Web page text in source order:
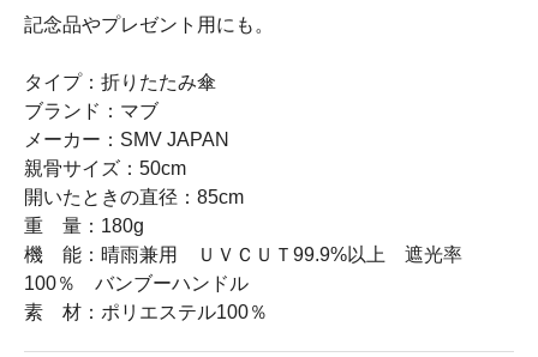
記念品やプレゼント用にも。
タイプ：折りたたみ傘
ブランド：マブ
メーカー：SMV JAPAN
親骨サイズ：50cm
開いたときの直径：85cm
重 量：180g
機 能：晴雨兼用 ＵＶＣＵＴ99.9%以上 遮光率
100％ バンブーハンドル
素 材：ポリエステル100％